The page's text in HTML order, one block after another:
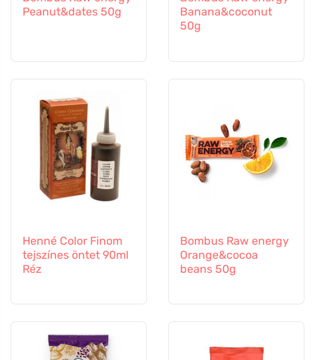
Peanut&dates 50g
Banana&coconut
50g
Henné Color Finom
tejszínes öntet 90ml
Réz
Bombus Raw energy
Orange&cocoa
beans 50g